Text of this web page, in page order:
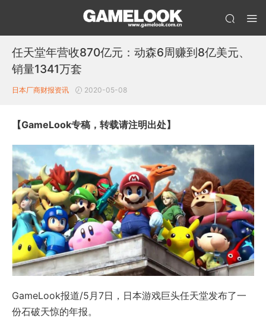
任天堂年营收870亿元：动森6周赚到8亿美元、
销量1341万套
日本厂商财报资讯 2020-05-08
【GameLook专稿，转载请注明出处】
GameLook报道/5月7日，日本游戏巨头任天堂发布了一
份石破天惊的年报。